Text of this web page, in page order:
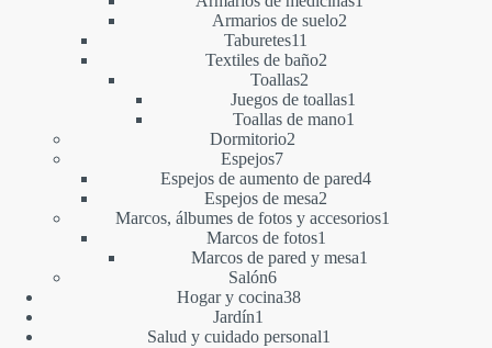
Armarios de suelo2
Taburetes11
productos
Textiles de baño22
Toallas2
productos
Juegos de toallas1
Toallas de mano1
Dormitorio22
Espejos77
productos
Espejos de aumento de pared44
Espejos de mesa2
productos
Marcos, álbumes de fotos y accesorios1
Marcos de fotos1
producto
Marcos de pared y mesa1
Salón66
productos
Hogar y cocina3838
Jardín1
producto
Salud y cuidado personal1